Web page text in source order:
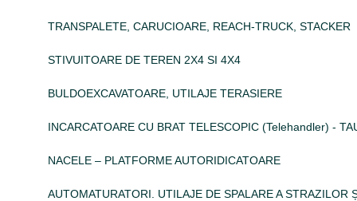
TRANSPALETE, CARUCIOARE, REACH-TRUCK, STACKER
STIVUITOARE DE TEREN 2X4 SI 4X4
BULDOEXCAVATOARE, UTILAJE TERASIERE
INCARCATOARE CU BRAT TELESCOPIC (Telehandler) -
NACELE – PLATFORME AUTORIDICATOARE
AUTOMATURATORI. UTILAJE DE SPALARE A STRAZILOR